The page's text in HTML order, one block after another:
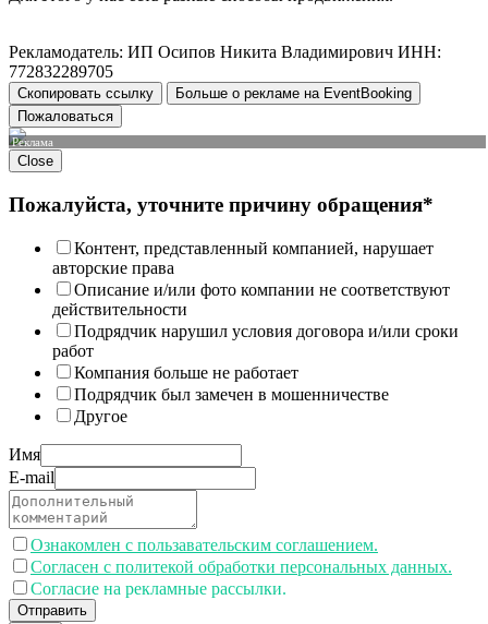
Рекламодатель: ИП Осипов Никита Владимирович ИНН:
772832289705
Скопировать ссылку
Больше о рекламе на EventBooking
Пожаловаться
Реклама
Close
Пожалуйста, уточните причину обращения*
Контент, представленный компанией, нарушает
авторские права
Описание и/или фото компании не соответствуют
действительности
Подрядчик нарушил условия договора и/или сроки
работ
Компания больше не работает
Подрядчик был замечен в мошенничестве
Другое
Имя
E-mail
Ознакомлен с пользавательским соглашением.
Согласен с политекой обработки персональных данных.
Согласие на рекламные рассылки.
Отправить